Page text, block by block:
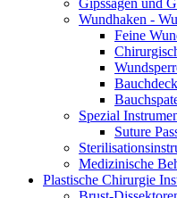
Gipssägen und
Wundhaken -
Feine
Spezial
Suture
Medizinische
Plastische Chirurgie